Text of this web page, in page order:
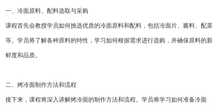
一、冷面原料、配料选取与采购
课程首先会教授学员如何挑选优质的冷面原料和配料，包括冷面片、酱料、配菜
等。学员将了解各种原料的特性，学习如何根据需求进行选购，并确保原料的新
鲜度和品质。
二、烤冷面制作方法和流程
接下来，课程将深入讲解烤冷面的制作方法和流程。学员将学习如何准备冷面